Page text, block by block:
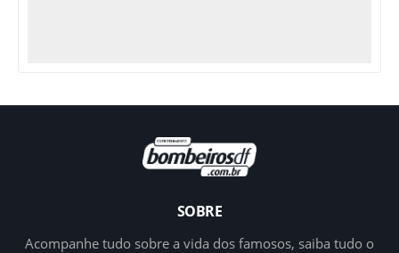
SOBRE
Acompanhe tudo sobre a vida dos famosos, saiba tudo o